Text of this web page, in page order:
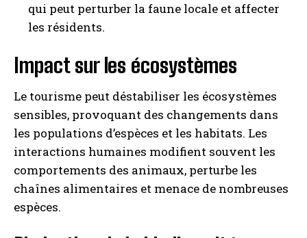
qui peut perturber la faune locale et affecter
les résidents.
Impact sur les écosystèmes
Le tourisme peut déstabiliser les écosystèmes
sensibles, provoquant des changements dans
les populations d’espèces et les habitats. Les
interactions humaines modifient souvent les
comportements des animaux, perturbe les
chaînes alimentaires et menace de nombreuses
espèces.